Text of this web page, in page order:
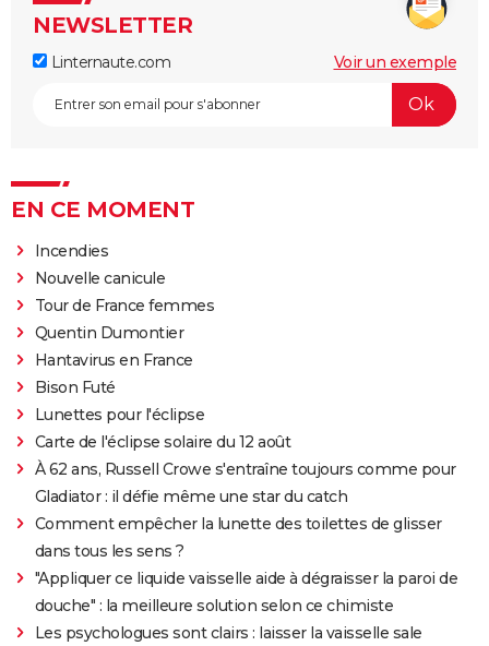
NEWSLETTER
Linternaute.com Voir un exemple
EN CE MOMENT
Incendies
Nouvelle canicule
Tour de France femmes
Quentin Dumontier
Hantavirus en France
Bison Futé
Lunettes pour l'éclipse
Carte de l'éclipse solaire du 12 août
À 62 ans, Russell Crowe s'entraîne toujours comme pour
Gladiator : il défie même une star du catch
Comment empêcher la lunette des toilettes de glisser
dans tous les sens ?
"Appliquer ce liquide vaisselle aide à dégraisser la paroi de
douche" : la meilleure solution selon ce chimiste
Les psychologues sont clairs : laisser la vaisselle sale